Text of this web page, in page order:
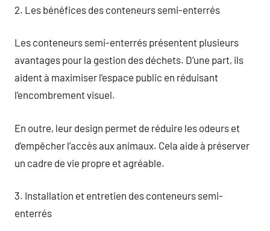
2. Les bénéfices des conteneurs semi-enterrés
Les conteneurs semi-enterrés présentent plusieurs
avantages pour la gestion des déchets. D’une part, ils
aident à maximiser l’espace public en réduisant
l’encombrement visuel.
En outre, leur design permet de réduire les odeurs et
d’empêcher l’accès aux animaux. Cela aide à préserver
un cadre de vie propre et agréable.
3. Installation et entretien des conteneurs semi-
enterrés